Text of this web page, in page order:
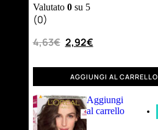
Valutato 0su 5
(0)
4,63€ 2,92€
AGGIUNGI AL CARRELLO
Aggiungi
al carrello